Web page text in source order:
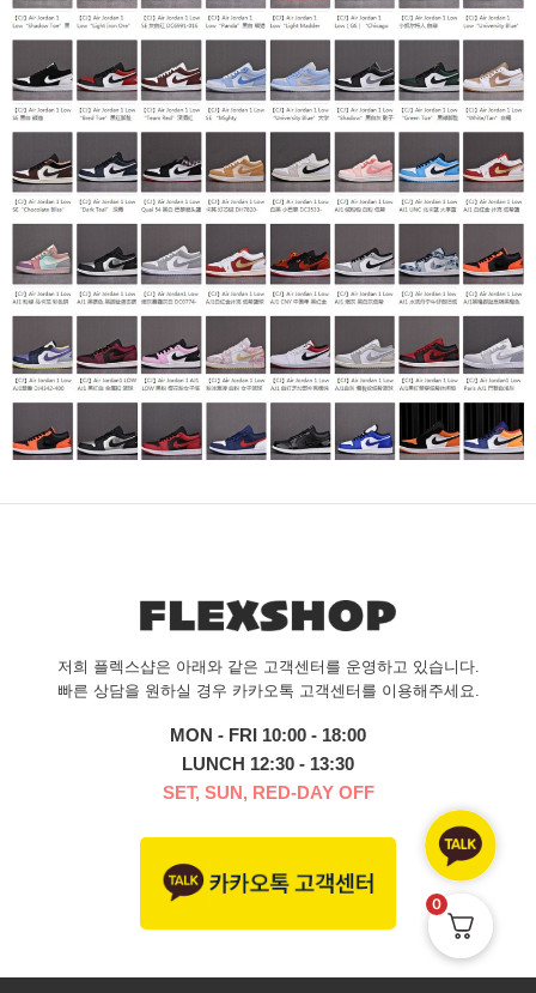
저희 플렉스샵은 아래와 같은 고객센터를 운영하고 있습니다.
빠른 상담을 원하실 경우 카카오톡 고객센터를 이용해주세요.
MON - FRI 10:00 - 18:00
LUNCH 12:30 - 13:30
SET, SUN, RED-DAY OFF
0